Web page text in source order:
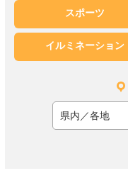
スポーツ
イルミネーション